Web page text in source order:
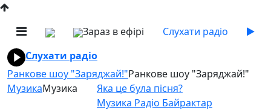
Зараз в ефірі
Слухати радіо
Слухати радіо
Ранкове шоу "Заряджай!"Ранкове шоу "Заряджай!"
МузикаМузика
Яка це була пісня?
Музика Радіо Байрактар